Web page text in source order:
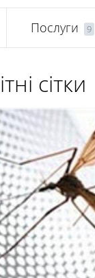
Послуги 9
сітки